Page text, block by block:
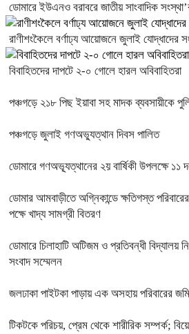
ডোমারে ইউএনও বরাবরে জাতীয় সাংবাদিক
রাণীশংকৈলে বর্ণাঢ্য আয়োজনে জুলাই যোদ্ধাদের
বিবাহিতদের দাপটে ২-০ গোলে হারল অবিবাহিতরা
পঞ্চগড়ে ২১৮ পিছ ইয়াবা সহ মাদক ব্যবসায়ীকে
পঞ্চগড়ে জুলাই গণঅভ্যুত্থান দিবস পালিত
ডোমারে গণঅভ্যূত্থানের ২য় বার্ষিকী উপলক্ষে ১১
ডোমার আমবাড়ীতে অগ্নিকান্ডে ক্ষতিগস্ত
পক্ষে খাদ্য সামগ্রী বিতরণ
ডোমারে চিলাহাটি অটিজম ও প্রতিবন্ধী বিদ্যালয়
সংবাদ সম্মেলন
জলঢাকা পাইটকা পাড়ায় এক অসহায় পরিবারের
টিকটকে পরিচয়, প্রেম থেকে শারীরিক সম্পর্ক;